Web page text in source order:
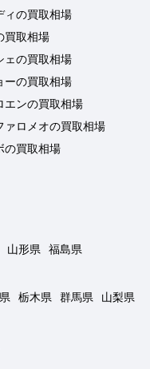
ィの買取相場
買取相場
ェの買取相場
ーの買取相場
エンの買取相場
ァロメオの買取相場
の買取相場
山形県
福島県
栃木県 群馬県
山梨県